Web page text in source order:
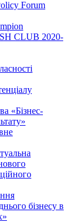
Forum
CLUB 2020-
«Бізнес-
бізнесу в